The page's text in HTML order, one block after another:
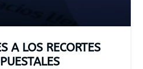
A LOS RECORTES